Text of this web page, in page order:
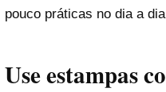
pouco práticas no dia a
Use estampas